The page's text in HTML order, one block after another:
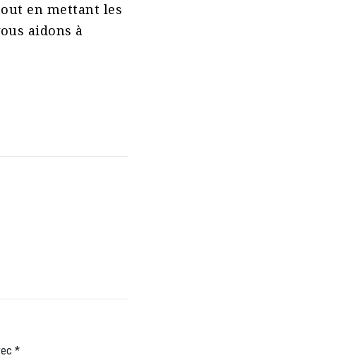
en mettant les
aidons à
*